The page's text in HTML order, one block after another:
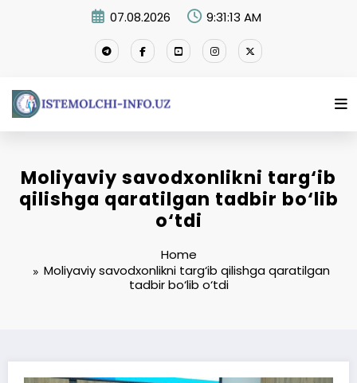
07.08.2026 9:31:14 AM
Moliyaviy savodxonlikni targ‘ib
qilishga qaratilgan tadbir bo‘lib
o‘tdi
Home
Moliyaviy savodxonlikni targ‘ib qilishga qaratilgan
tadbir bo‘lib o‘tdi